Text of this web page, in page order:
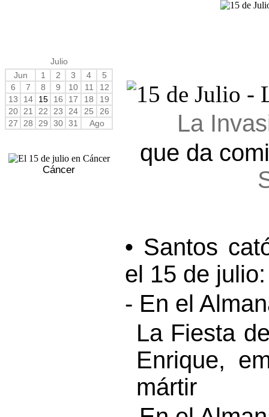
Julio
Jun
1 2 3 4
5
6
7 8 9 10 11
12
13
14 15 16 17 18
19
20
21 22 23 24 25
26
27
28 29 30 31 Ago
Cáncer
La
que da
• Santos
el 15 de julio:
- En el
La Fiesta
Enrique,
mártir